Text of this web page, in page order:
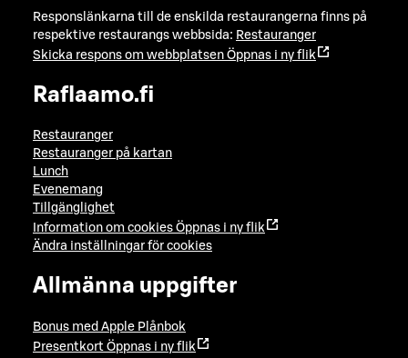
Responslänkarna till de enskilda restaurangerna finns på
respektive restaurangs webbsida: Restauranger
Skicka respons om webbplatsen Öppnas i ny flik
Raflaamo.fi
Restauranger
Restauranger på kartan
Lunch
Evenemang
Tillgänglighet
Information om cookies Öppnas i ny flik
Ändra inställningar för cookies
Allmänna uppgifter
Bonus med Apple Plånbok
Presentkort Öppnas i ny flik